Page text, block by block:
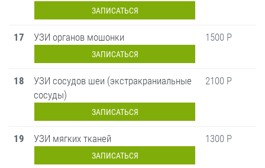
ЗАПИСАТЬСЯ
17 УЗИ органов мошонки
ЗАПИСАТЬСЯ
1500 Р
18
УЗИ сосудов шеи (экстракраниальные
сосуды)
ЗАПИСАТЬСЯ
2100 Р
19 УЗИ мягких тканей
ЗАПИСАТЬСЯ
1300 Р